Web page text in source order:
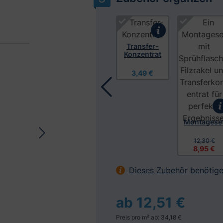
Transfer-
Konzentrat
3,49 €
8,95 €
12,30 €
Dieses Zubehör
ab 12,51 €
Preis pro m² ab: 34,18 €